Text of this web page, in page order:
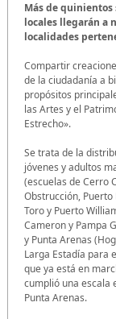
Más de
locales llegarán a
localidades
Compartir
de la ciudadanía a
propósitos
las Artes y el
Estrecho».
Se trata de la
jóvenes y adultos
(escuelas de Cerro
Obstrucción, Puerto
Toro y Puerto
Cameron y Pampa
y Punta Arenas
Larga Estadía para
que ya está en
cumplió una escala
Punta Arenas.